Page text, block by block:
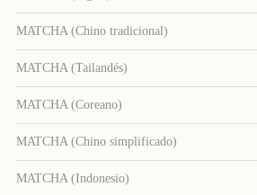
MATCHA (Chino tradicional)
MATCHA (Tailandés)
MATCHA (Coreano)
MATCHA (Chino simplificado)
MATCHA (Indonesio)